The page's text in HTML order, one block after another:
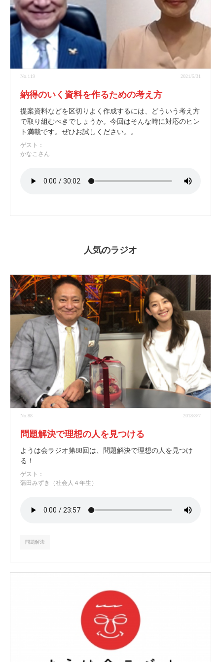
No.119 2021/5/31
納得のいく資料を作るための考え方
提案資料などを区切りよく作成するには、どういう考え方
で取り組むべきでしょうか。今回はそんな時に対応のヒン
ト満載です。ぜひお試しください。。
ゲスト：
かなこさん
人気のラジオ
No.88 2018/8/7
問題解決で理想の人を見つける
ようは会ラジオ第88回は、問題解決で理想の人を見つけ
る！
ゲスト：
蒲田みずき（社会人４年生）
問題解決